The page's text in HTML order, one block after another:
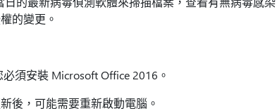
的變更。
須安裝 Microsoft Office 2016。
後，可能需要重新啟動電腦。